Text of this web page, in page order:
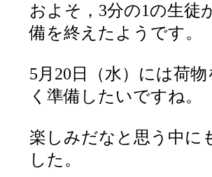
およそ，3分の1の生徒
備を終えたようです。
5月20日（水）には荷
く準備したいですね。
楽しみだなと思う中に
した。